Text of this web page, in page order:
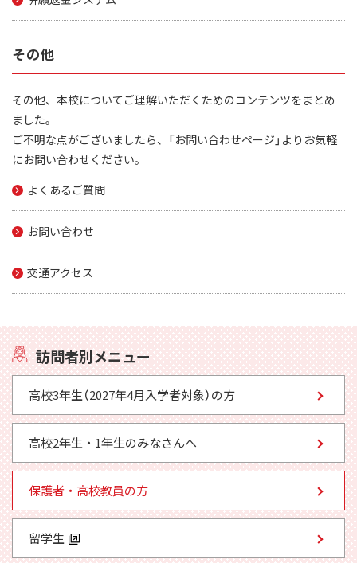
その他
その他、本校についてご理解いただくためのコンテンツをまとめ
ました。
ご不明な点がございましたら、「お問い合わせページ」よりお気軽
にお問い合わせください。
よくあるご質問
お問い合わせ
交通アクセス
訪問者別メニュー
高校3年生（2027年4月入学者対象）の方
高校2年生・1年生のみなさんへ
保護者・高校教員の方
留学生